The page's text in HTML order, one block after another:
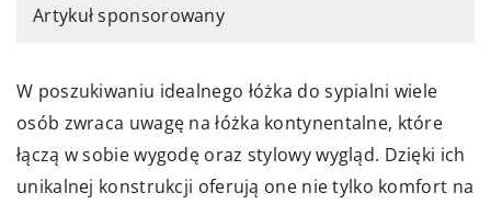
Artykuł sponsorowany
W poszukiwaniu idealnego łóżka do sypialni wiele
osób zwraca uwagę na łóżka kontynentalne, które
łączą w sobie wygodę oraz stylowy wygląd. Dzięki ich
unikalnej konstrukcji oferują one nie tylko komfort na